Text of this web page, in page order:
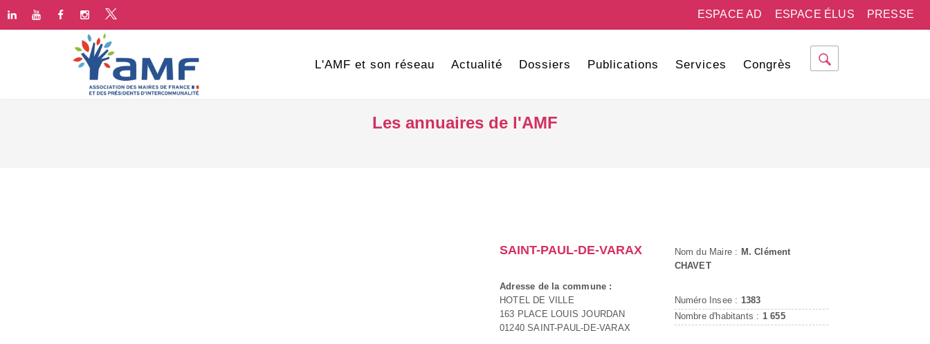
PRESSE
ESPACE ÉLUS
ESPACE AD
L'AMF et son réseau Actualité Dossiers Publications Services Congrès
Les annuaires de l'AMF
SAINT-PAUL-DE-VARAX
Adresse de la commune :
HOTEL DE VILLE
163 PLACE LOUIS JOURDAN
01240 SAINT-PAUL-DE-VARAX
Nom du Maire : M. Clément
CHAVET
Numéro Insee : 1383
Nombre d'habitants : 1 655